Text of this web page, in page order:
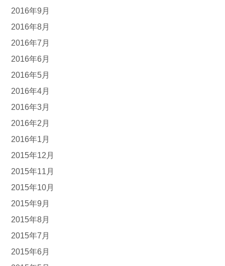
2016年9月
2016年8月
2016年7月
2016年6月
2016年5月
2016年4月
2016年3月
2016年2月
2016年1月
2015年12月
2015年11月
2015年10月
2015年9月
2015年8月
2015年7月
2015年6月